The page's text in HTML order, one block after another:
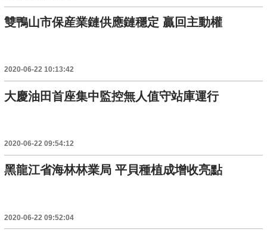
雙鴨山市保産業鏈供應鏈穩定 贏回主動權
2020-06-22 10:13:42
大慶油田首座集中監控無人值守站庫運行
2020-06-22 09:54:12
黑龍江省海林林業局 平貝種植成增收亮點
2020-06-22 09:52:04